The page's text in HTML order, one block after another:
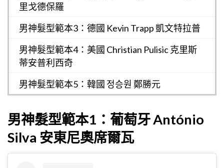
里戈德保羅
男神髮型範本3：德國 Kevin Trapp 凱文特拉普
男神髮型範本4：美國 Christian Pulisic 克里斯
蒂安普利西奇
男神髮型範本5：韓國 정승원 鄭勝元
男神髮型範本1：葡萄牙 António
Silva 安東尼奧席爾瓦